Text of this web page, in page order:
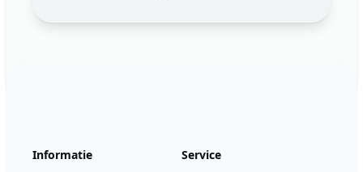
Informatie
Service